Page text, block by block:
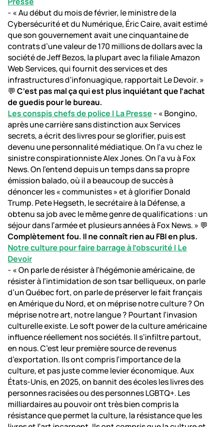
- « Au début du mois de février, le ministre de la
Cybersécurité et du Numérique, Éric Caire, avait estimé
que son gouvernement avait une cinquantaine de
contrats d’une valeur de 170 millions de dollars avec la
société de Jeff Bezos, la plupart avec la filiale Amazon
Web Services, qui fournit des services et des
infrastructures d’infonuagique, rapportait Le Devoir. »
💬 C’est pas mal ça qui est plus inquiétant que l’achat
de guedis pour le bureau.
Les conspis chefs de police | La Presse - « Bongino,
après une carrière sans distinction aux Services
secrets, a écrit des livres pour se glorifier, puis est
devenu une personnalité médiatique. On l’a vu chez le
sinistre conspirationniste Alex Jones. On l’a vu à Fox
News. On l’entend depuis un temps dans sa propre
émission balado, où il a beaucoup de succès à
dénoncer les « communistes » et à glorifier Donald
Trump. Pete Hegseth, le secrétaire à la Défense, a
obtenu sa job avec le même genre de qualifications : un
séjour dans l’armée et plusieurs années à Fox News. » 💬
Complètement fou. Il ne connaît rien au FBI en plus.
Notre culture pour faire barrage à l’obscurité | Le
Devoir
- « On parle de résister à l’hégémonie américaine, de
résister à l’intimidation de son tsar belliqueux, on parle
d’un Québec fort, on parle de préserver le fait français
en Amérique du Nord, et on méprise notre culture ? On
méprise notre art, notre langue ? Pourtant l’invasion
culturelle existe. Le soft power de la culture américaine
influence réellement nos sociétés. Il s’infiltre partout,
en nous. C’est leur première source de revenus
d’exportation. Ils ont compris l’importance de la
culture, et pas juste comme levier économique. Aux
États-Unis, en 2025, on bannit des écoles les livres des
personnes racisées ou des personnes LGBTQ+. Les
milliardaires au pouvoir ont très bien compris la
résistance que permet la culture, la résistance que les